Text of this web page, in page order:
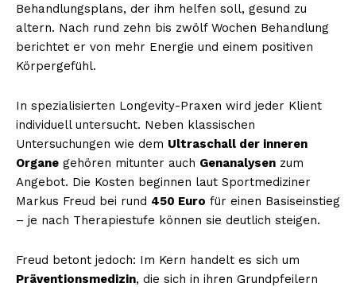
Behandlungsplans, der ihm helfen soll, gesund zu
altern. Nach rund zehn bis zwölf Wochen Behandlung
berichtet er von mehr Energie und einem positiven
Körpergefühl.
In spezialisierten Longevity-Praxen wird jeder Klient
individuell untersucht. Neben klassischen
Untersuchungen wie dem Ultraschall der inneren
Organe gehören mitunter auch Genanalysen zum
Angebot. Die Kosten beginnen laut Sportmediziner
Markus Freud bei rund 450 Euro für einen Basiseinstieg
– je nach Therapiestufe können sie deutlich steigen.
Freud betont jedoch: Im Kern handelt es sich um
Präventionsmedizin, die sich in ihren Grundpfeilern